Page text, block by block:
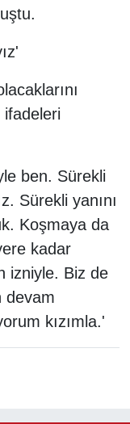
ben. Sürekli
Sürekli yanını
Koşmaya da
kadar
izniyle. Biz de
devam
kızımla.'